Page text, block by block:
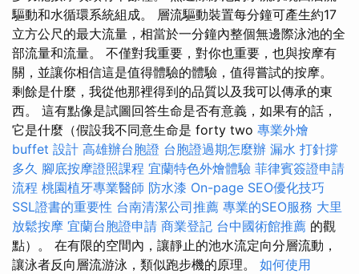
驅動和水循環系統組成。 層流驅動裝置每分鐘可產生約17
立方公尺的最大流量，相當於一分鐘內整個無邊際泳池的全
部流量和流量。 不僅對我重要，對你也重要，也與按摩有
關，並讓你相信這是值得體驗的體驗，值得嘗試的按摩。
剩餘是什麼，我從他那裡得到的品質以及我可以傳承的東
西。 這有點像是試圖回答生命是否有意義，如果有的話，
它是什麼（假設我不同意生命是 forty two 專業外燴
buffet 設計 高雄辦台胞證 台胞證過期怎麼辦 漏水 打針撐
多久 腳底按摩證照課程 宜蘭特色外燴體驗 菲律賓簽證申請
流程 桃園植牙專業醫師 防水漆 On-page SEO優化技巧
SSL證書的重要性 台南清潔公司推薦 專業的SEO服務 大里
放鬆按摩 宜蘭台胞證申請 商業登記 台中國術館推薦 的觀
點）。 在有限的空間內，讓靜止的池水流定向分層流動，
讓泳者反向層流游泳，類似跑步機的原理。 如何使用